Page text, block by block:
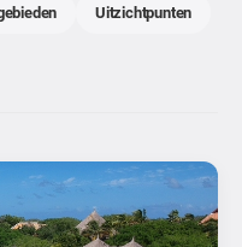
Uitzichtpunten